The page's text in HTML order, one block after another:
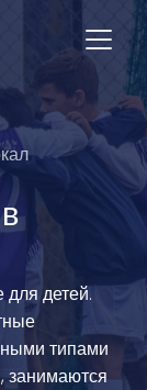
детей.
типами
занимаются